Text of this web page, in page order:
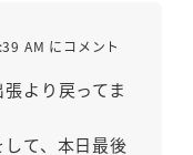
AM にコメント
より戻ってま
て、本日最後